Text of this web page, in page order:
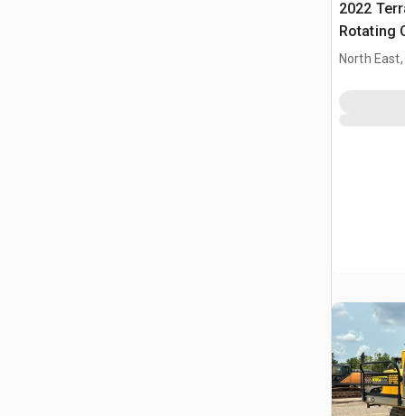
2022
Rotating
North East,